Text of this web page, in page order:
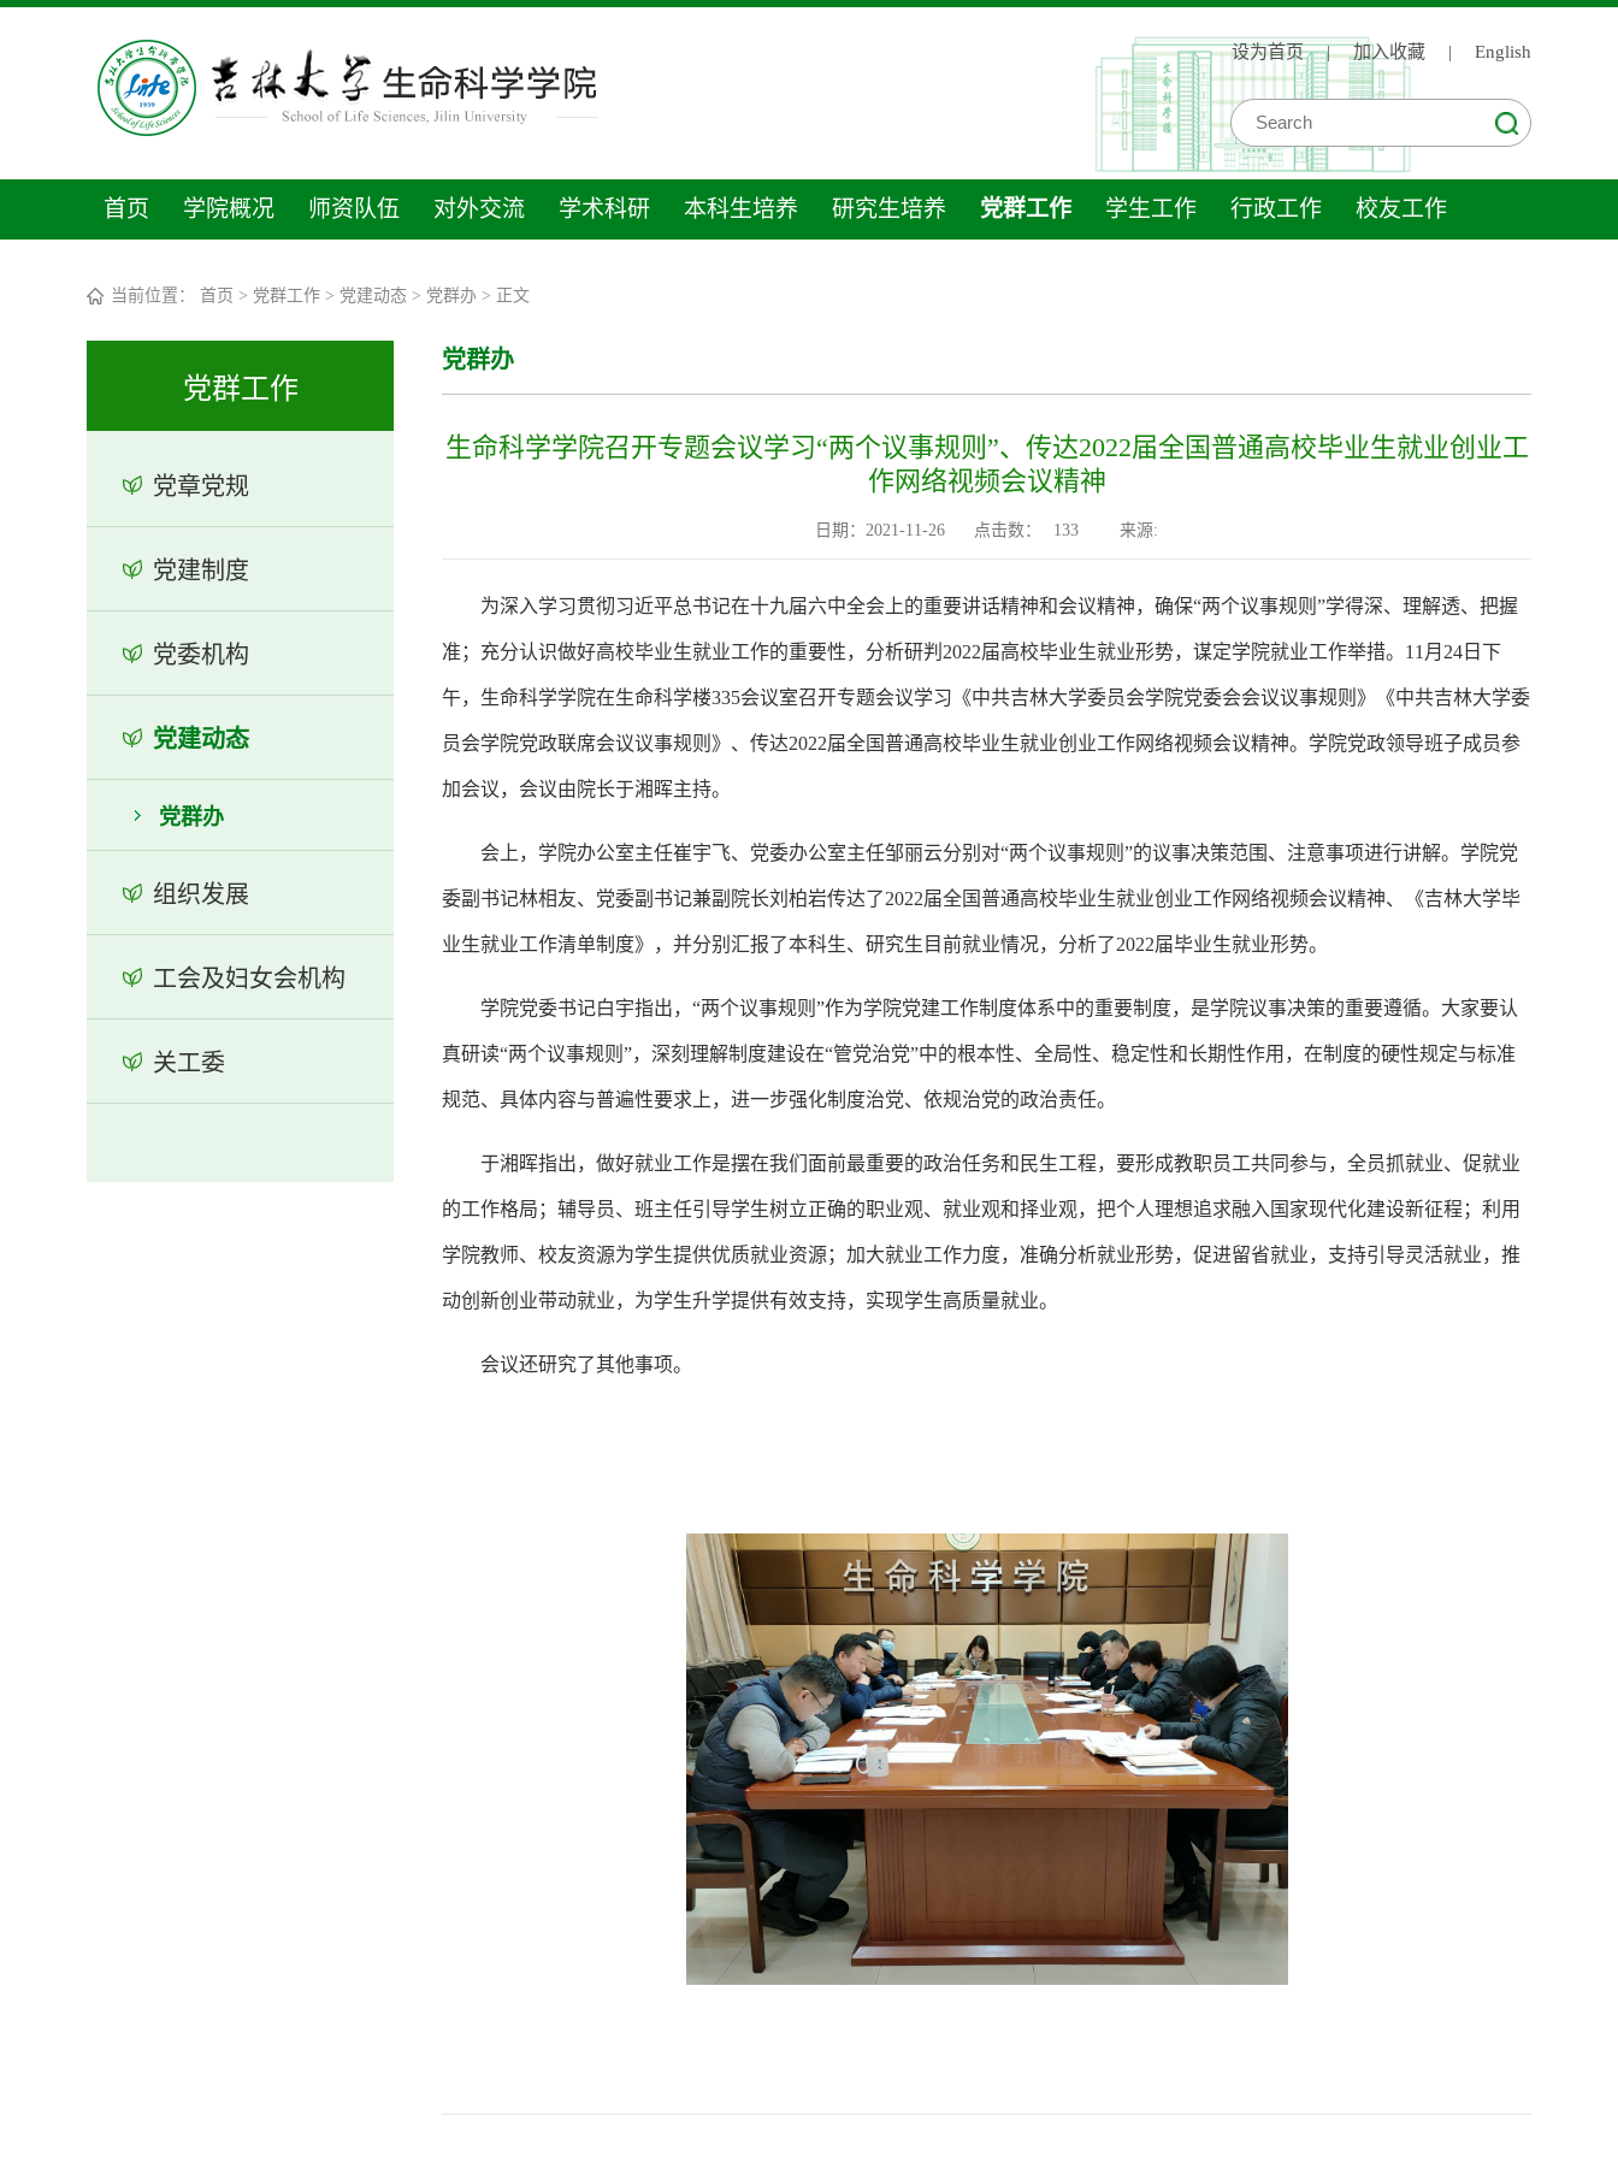
设为首页 | 加入收藏 | English
首页 学院概况 师资队伍 对外交流 学术科研 本科生培养 研究生培养 党群工作 学生工作 行政工作 校友工作
当前位置： 首页 > 党群工作 > 党建动态 > 党群办 > 正文
党群工作
党章党规
党建制度
党委机构
党建动态
党群办
组织发展
工会及妇女会机构
关工委
党群办
生命科学学院召开专题会议学习“两个议事规则”、传达2022届全国普通高校毕业生就业创业工
作网络视频会议精神
日期：2021-11-26 点击数： 133 来源:
为深入学习贯彻习近平总书记在十九届六中全会上的重要讲话精神和会议精神，确保“两个议事规则”学得深、理解透、把握
准；充分认识做好高校毕业生就业工作的重要性，分析研判2022届高校毕业生就业形势，谋定学院就业工作举措。11月24日下
午，生命科学学院在生命科学楼335会议室召开专题会议学习《中共吉林大学委员会学院党委会会议议事规则》《中共吉林大学委
员会学院党政联席会议议事规则》、传达2022届全国普通高校毕业生就业创业工作网络视频会议精神。学院党政领导班子成员参
加会议，会议由院长于湘晖主持。
会上，学院办公室主任崔宇飞、党委办公室主任邹丽云分别对“两个议事规则”的议事决策范围、注意事项进行讲解。学院党
委副书记林相友、党委副书记兼副院长刘柏岩传达了2022届全国普通高校毕业生就业创业工作网络视频会议精神、《吉林大学毕
业生就业工作清单制度》，并分别汇报了本科生、研究生目前就业情况，分析了2022届毕业生就业形势。
学院党委书记白宇指出，“两个议事规则”作为学院党建工作制度体系中的重要制度，是学院议事决策的重要遵循。大家要认
真研读“两个议事规则”，深刻理解制度建设在“管党治党”中的根本性、全局性、稳定性和长期性作用，在制度的硬性规定与标准
规范、具体内容与普遍性要求上，进一步强化制度治党、依规治党的政治责任。
于湘晖指出，做好就业工作是摆在我们面前最重要的政治任务和民生工程，要形成教职员工共同参与，全员抓就业、促就业
的工作格局；辅导员、班主任引导学生树立正确的职业观、就业观和择业观，把个人理想追求融入国家现代化建设新征程；利用
学院教师、校友资源为学生提供优质就业资源；加大就业工作力度，准确分析就业形势，促进留省就业，支持引导灵活就业，推
动创新创业带动就业，为学生升学提供有效支持，实现学生高质量就业。
会议还研究了其他事项。